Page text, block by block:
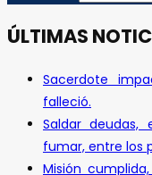
ÚLTIMAS
Sacerdote
falleció.
Saldar deudas,
fumar, entre los
Misión